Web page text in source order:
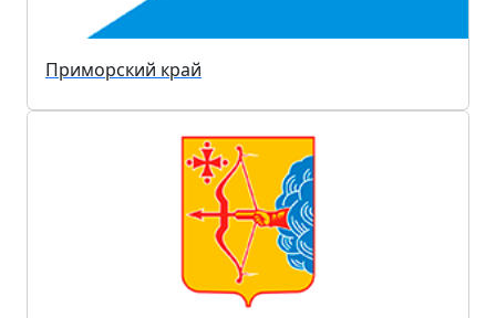
Приморский край